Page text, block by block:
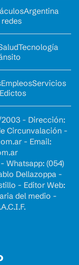
Argentina
Tecnología
EmpleosServicios
Edictos
2003 - Dirección:
Circunvalación -
- Email:
Whatsapp: (054)
Dellazoppa -
- Editor Web:
del medio -